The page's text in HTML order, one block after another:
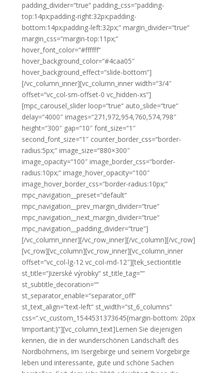
padding_divider=“true“ padding_css=“padding-
top:14px;padding-right:32px;padding-
bottom:14px;padding-left:32px;“ margin_divider=“true“
margin_css=“margin-top:11px;“
hover_font_color=“#ffffff“
hover_background_color=“#4caa05″
hover_background_effect=“slide-bottom“]
[/vc_column_inner][vc_column_inner width=“3/4″
offset=“vc_col-sm-offset-0 vc_hidden-xs“]
[mpc_carousel_slider loop=“true“ auto_slide=“true“
delay=“4000″ images=“271,972,954,760,574,798″
height=“300″ gap=“10″ font_size=“1″
second_font_size=“1″ counter_border_css=“border-
radius:5px;“ image_size=“880×300″
image_opacity=“100″ image_border_css=“border-
radius:10px;“ image_hover_opacity=“100″
image_hover_border_css=“border-radius:10px;“
mpc_navigation__preset=“default“
mpc_navigation__prev_margin_divider=“true“
mpc_navigation__next_margin_divider=“true“
mpc_navigation__padding_divider=“true“]
[/vc_column_inner][/vc_row_inner][/vc_column][/vc_row]
[vc_row][vc_column][vc_row_inner][vc_column_inner
offset=“vc_col-lg-12 vc_col-md-12″][tek_sectiontitle
st_title=“Jizerské výrobky“ st_title_tag=““
st_subtitle_decoration=““
st_separator_enable=“separator_off“
st_text_align=“text-left“ st_width=“st_6_columns“
css=“.vc_custom_1544531373645{margin-bottom: 20px
!important;}“][vc_column_text]Lernen Sie diejenigen
kennen, die in der wunderschönen Landschaft des
Nordböhmens, im Isergebirge und seinem Vorgebirge
leben und interessante, gute und schöne Sachen